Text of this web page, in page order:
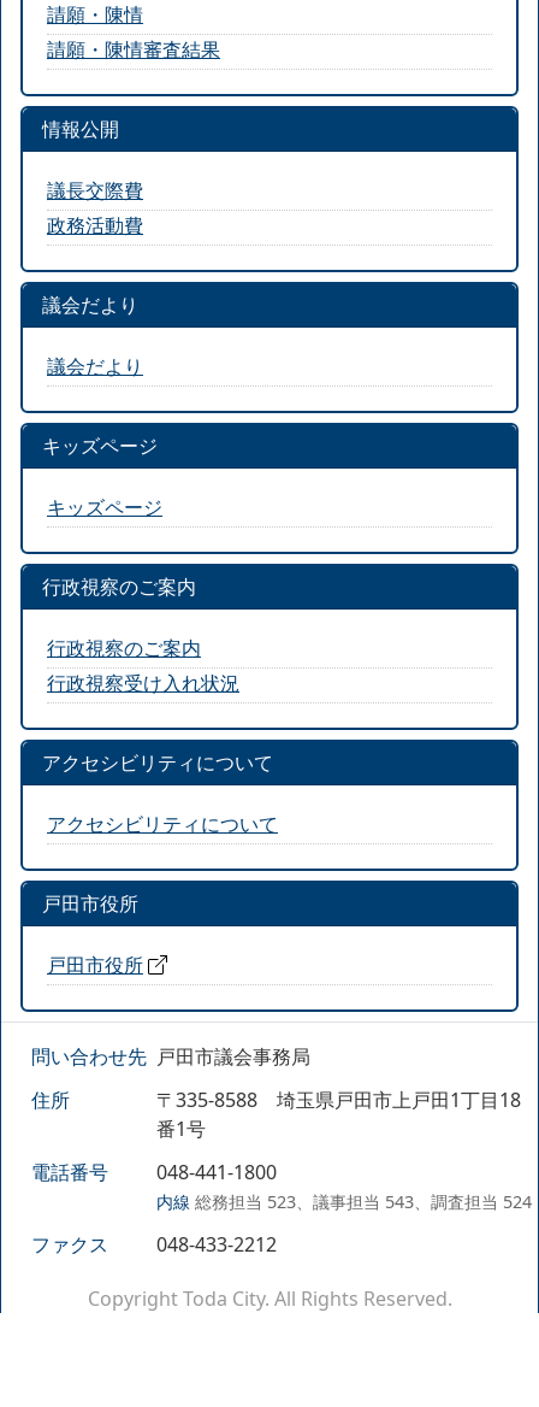
請願・陳情
請願・陳情審査結果
情報公開
議長交際費
政務活動費
議会だより
議会だより
キッズページ
キッズページ
行政視察のご案内
行政視察のご案内
行政視察受け入れ状況
アクセシビリティについて
アクセシビリティについて
戸田市役所
戸田市役所
問い合わせ先 戸田市議会事務局
住所
〒335-8588 埼玉県戸田市上戸田1丁目18
番1号
電話番号
048-441-1800
内線 総務担当 523、議事担当 543、調査担当 524
ファクス 048-433-2212
Copyright Toda City. All Rights Reserved.